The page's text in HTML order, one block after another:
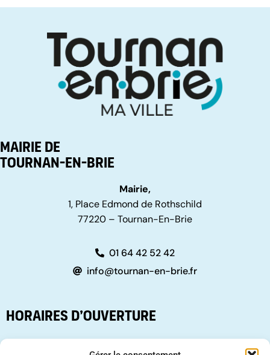
Mairie de
Tournan-en-Brie
Mairie,
1, Place Edmond de Rothschild
77220 – Tournan-En-Brie
01 64 42 52 42
info@tournan-en-brie.fr
Horaires d’ouverture